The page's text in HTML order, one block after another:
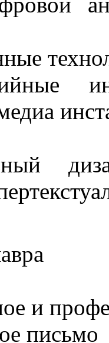
и
письмо